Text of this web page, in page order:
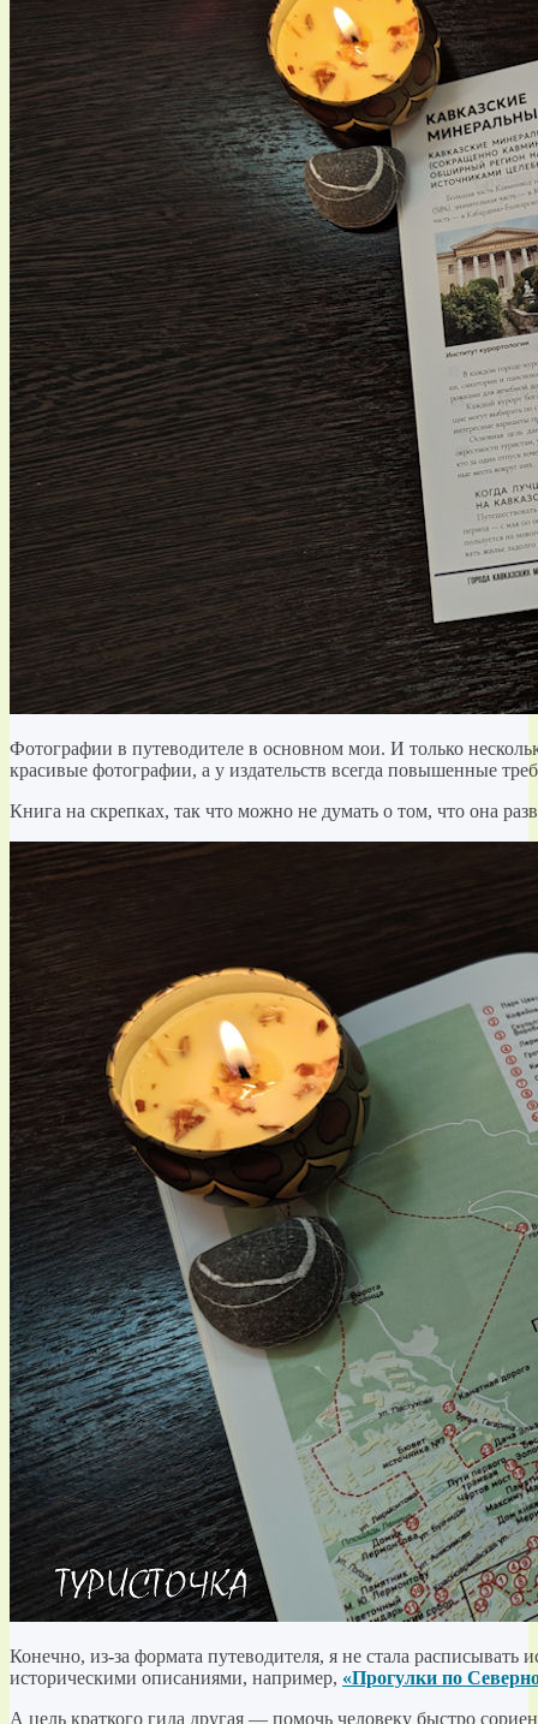
Фотографии в путеводителе в основном мои. И только
красивые фотографии, а у издательств всегда повышенные
Книга на скрепках, так что можно не думать о том, что она
Конечно, из-за формата путеводителя, я не стала
историческими описаниями, например, «Прогулки по
А цель краткого гида другая — помочь человеку быстро